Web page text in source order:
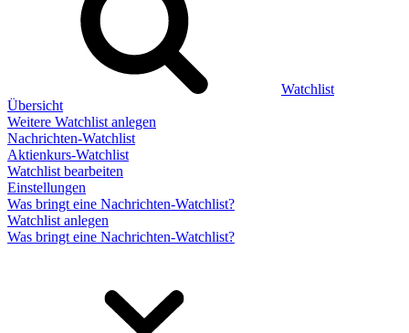
Watchlist
Übersicht
Weitere Watchlist anlegen
Nachrichten-Watchlist
Aktienkurs-Watchlist
Watchlist bearbeiten
Einstellungen
Was bringt eine Nachrichten-Watchlist?
Watchlist anlegen
Was bringt eine Nachrichten-Watchlist?